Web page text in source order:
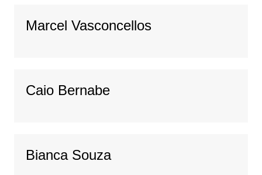
Marcel Vasconcellos
Caio Bernabe
Bianca Souza